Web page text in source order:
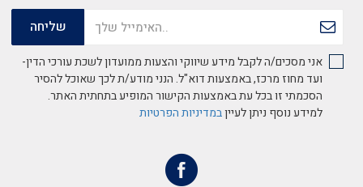
אני מסכים/ה לקבל מידע שיווקי והצעות ממועדון לשכת עורכי הדין-
ועד מחוז מרכז, באמצעות דוא"ל. הנני מודע/ת לכך שאוכל להסיר
הסכמתי זו בכל עת באמצעות הקישור המופיע בתחתית האתר.
למידע נוסף ניתן לעייןבמדיניות הפרטיות